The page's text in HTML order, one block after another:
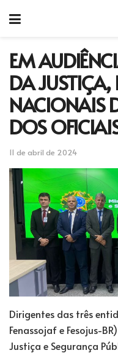
EM
DA JUSTIÇA,
NACIONAIS
DOS
11 de abril de 2024
Dirigentes das três
Fenassojaf e Fesojus-
Justiça e Segurança